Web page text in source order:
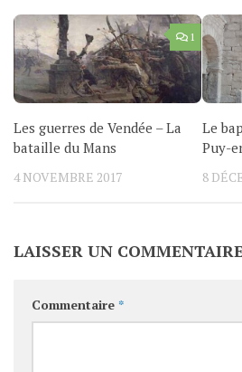
1
Les guerres de Vendée – La
bataille du Mans
4 NOVEMBRE 2017
Le
Puy-
8
LAISSER UN COMMENTAIRE
Commentaire *